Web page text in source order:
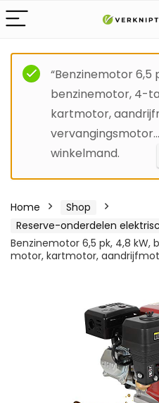
“Benzinemotor 6,5
benzinemotor, 4-
kartmotor,
winkelmand.
Home
Shop
Reserve-onderdelen
Benzinemotor 6,5 pk, 4,8
motor, kartmotor,